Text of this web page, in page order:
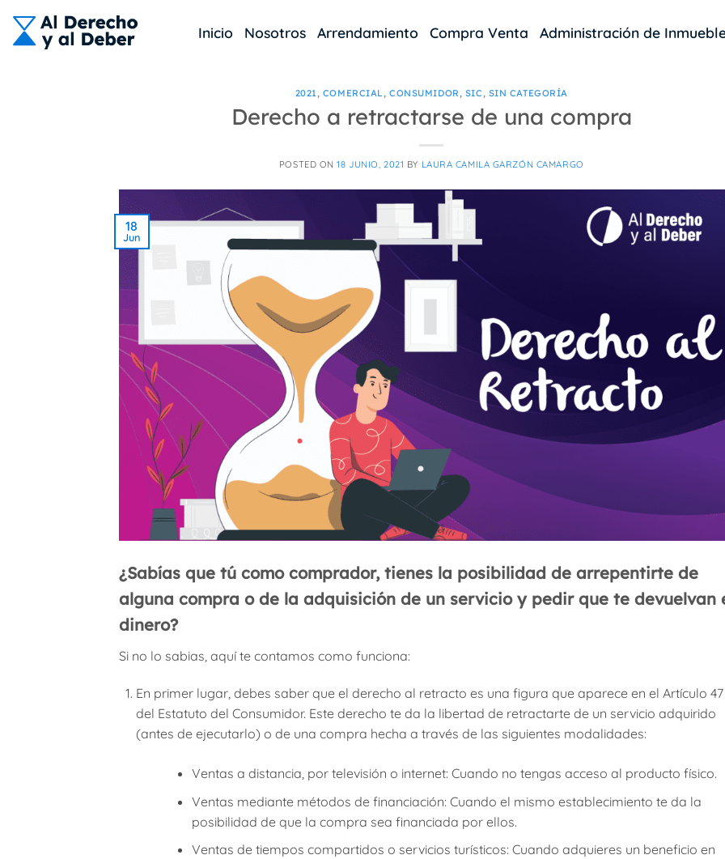
content
Inicio Nosotros Arrendamiento Compra Venta Administración de
2021 , COMERCIAL ,CONSUMIDOR , SIC , SIN CATEGORÍA
Derecho a retractarse de una compra
POSTED ON18 JUNIO, 2021 BY LAURA CAMILA GARZÓN CAMARGO
18
Jun
¿Sabías que tú como comprador, tienes la posibilidad de arrepentirte de
alguna compra o de la adquisición de un servicio y pedir que te devuelvan
dinero?
Si no lo sabias, aquí te contamos como funciona:
En primer lugar, debes saber que el derecho al retracto es una figura que aparece en el Artículo 47
del Estatuto del Consumidor. Este derecho te da la libertad de retractarte de un servicio adquirido
(antes de ejecutarlo) o de una compra hecha a través de las siguientes modalidades:
Ventas a distancia, por televisión o internet: Cuando no tengas acceso al producto físico.
Ventas mediante métodos de financiación: Cuando el mismo establecimiento te da la
posibilidad de que la compra sea financiada por ellos.
Ventas de tiempos compartidos o servicios turísticos: Cuando adquieres un beneficio en